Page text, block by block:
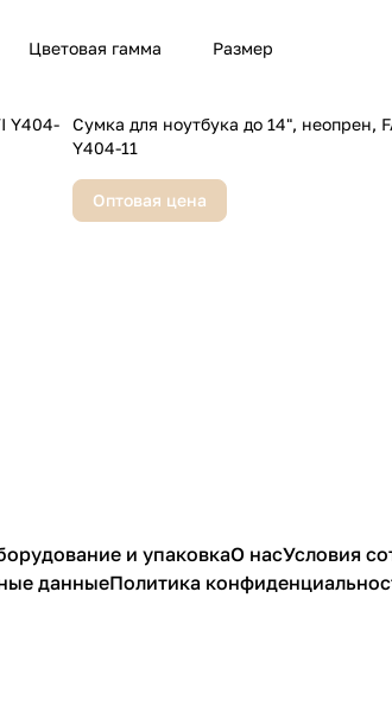
Цветовая гамма Размер
Y404-
Сумка для ноутбука до 14", неопрен,
Y404-11
Оптовая цена
и упаковкаО насУсловия
данныеПолитика